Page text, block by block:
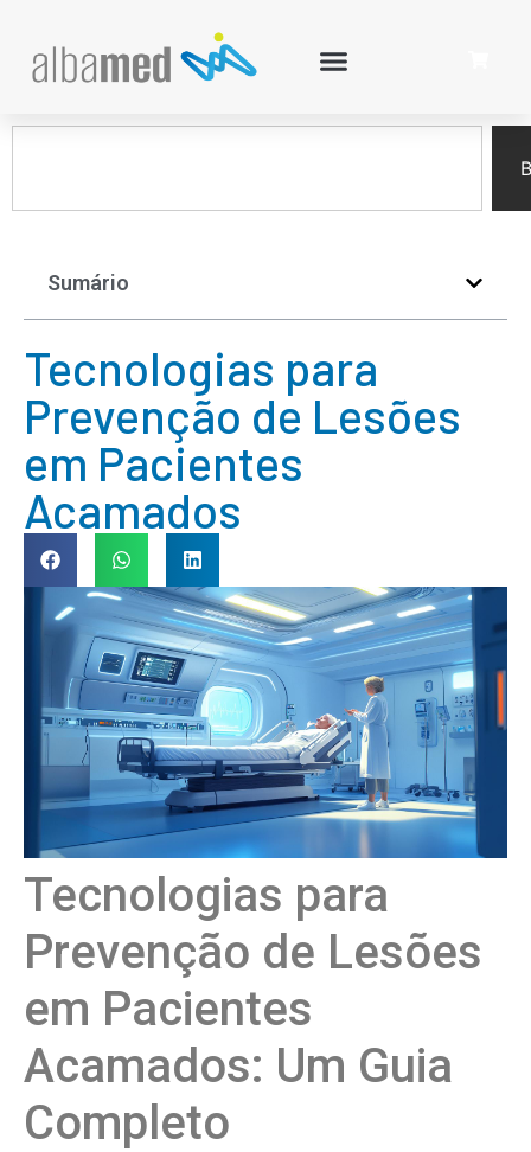
Sumário
Tecnologias para
Prevenção de Lesões
em Pacientes
Acamados
Tecnologias para
Prevenção de Lesões
em Pacientes
Acamados: Um Guia
Completo